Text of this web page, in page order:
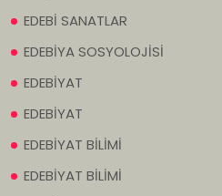
EDEBİ SANATLAR
EDEBİYA SOSYOLOJİSİ
EDEBİYAT
EDEBİYAT
EDEBİYAT BİLİMİ
EDEBİYAT BİLİMİ